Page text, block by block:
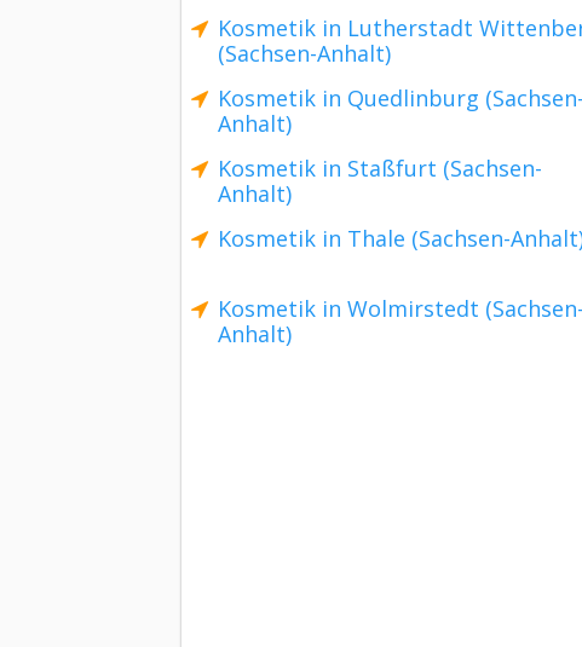
Kosmetik in Lutherstadt
(Sachsen-Anhalt)
Kosmetik in Quedlinburg (Sachsen-
Anhalt)
Kosmetik in Staßfurt (Sachsen-
Anhalt)
Kosmetik in Thale (Sachsen-
Kosmetik in Wolmirstedt (Sachsen-
Anhalt)